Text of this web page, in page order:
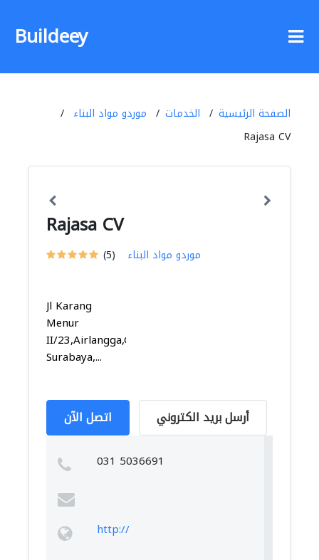
Buildeey
الصفحة الرئيسية الخدمات
موردو مواد البناء
Rajasa CV
Rajasa CV
(5) موردو مواد البناء
Jl Karang
Menur
II/23,Airlangga,Gubeng,
Surabaya,...
اتصل الآن أرسل بريد الكتروني
031 5036691
http://